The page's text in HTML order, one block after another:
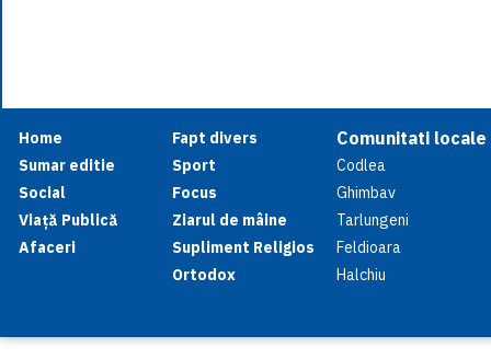
Home
Sumar editie
Social
Viață Publică
Afaceri
Fapt divers
Sport
Focus
Ziarul de mâine
Supliment Religios
Ortodox
Comunitati locale
Codlea
Ghimbav
Tarlungeni
Feldioara
Halchiu